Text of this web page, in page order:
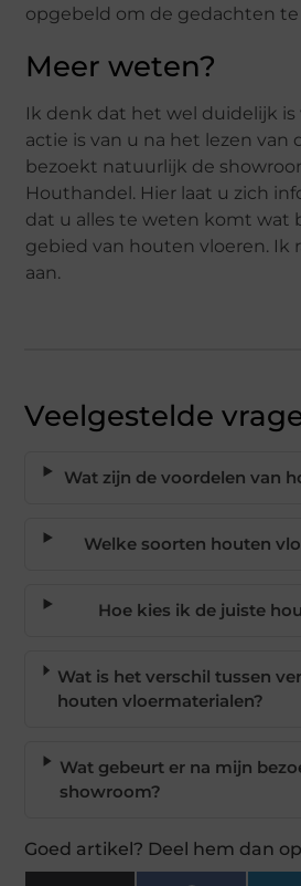
opgebeld om de gedachten te
Meer weten?
Ik denk dat het wel duidelijk
actie is van u na het lezen van
bezoekt natuurlijk de
Houthandel. Hier laat u zich
dat u alles te weten komt wat
gebied van houten vloeren. Ik
aan.
Veelgestelde
Wat zijn de voordelen van
Welke soorten houten
Hoe kies ik de juiste
Wat is het verschil tussen
houten vloermaterialen?
Wat gebeurt er na mijn
showroom?
Goed artikel? Deel hem dan